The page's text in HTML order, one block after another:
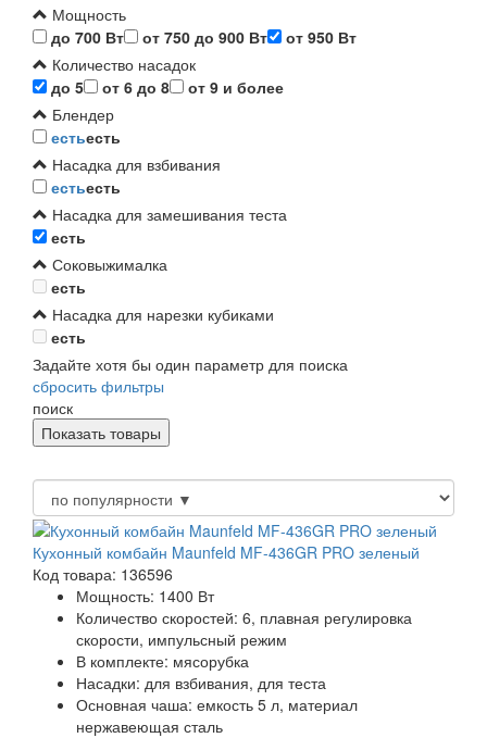
Мощность
до 700 Вт
от 750 до 900 Вт
от 950 Вт
Количество насадок
до 5
от 6 до 8
от 9 и более
Блендер
естьесть
Насадка для взбивания
естьесть
Насадка для замешивания теста
есть
Соковыжималка
есть
Насадка для нарезки кубиками
есть
Задайте хотя бы один параметр для поиска
сбросить фильтры
поиск
Кухонный комбайн Maunfeld MF-436GR PRO зеленый
Код товара: 136596
Мощность: 1400 Вт
Количество скоростей: 6, плавная регулировка
скорости, импульсный режим
В комплекте: мясорубка
Насадки: для взбивания, для теста
Основная чаша: емкость 5 л, материал
нержавеющая сталь